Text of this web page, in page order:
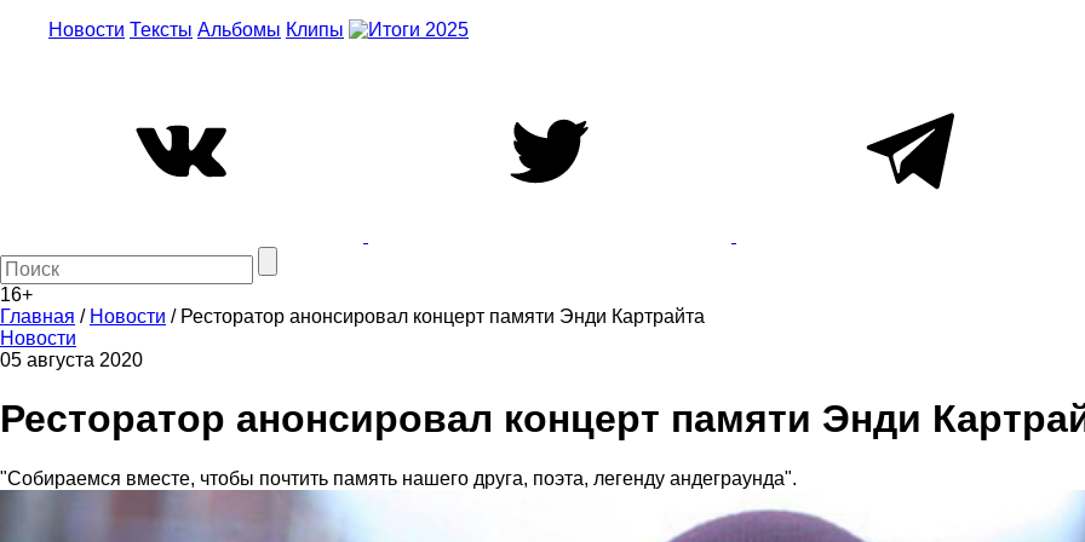
Новости Тексты Альбомы Клипы
16+
Главная / Новости / Ресторатор анонсировал концерт памяти Энди Картрайта
Новости
05 августа 2020
Ресторатор анонсировал концерт памяти Энди
"Собираемся вместе, чтобы почтить память нашего друга, поэта, легенду андеграунда".